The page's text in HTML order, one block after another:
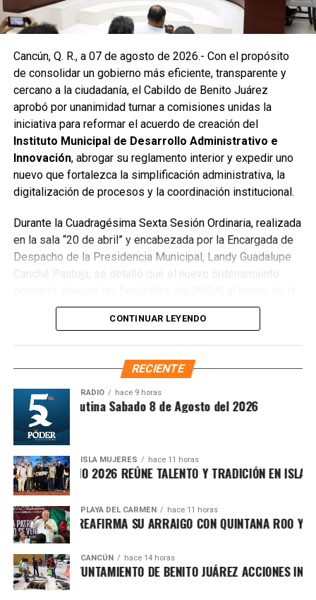
oportuna del gobierno municipal.
se reconstruyó la losa de bóveda y se instaló una nueva
rejilla en un pozo dañado por el tránsito de vehículos
pesados. De manera simultánea, se recuperó un espacio
público utilizado como basurero clandestino, del cual se
han retirado aproximadamente 150 toneladas de
escombros, cacharros y desechos vegetales. Se estima
que el saneamiento concluirá en dos días.
Finalmente, las Unidades Verdes de SIRESOL Cancún
convertirse en punto de disposición ilegal de basura. El
Ayuntamiento exhortó a la ciudadanía a reportar estas
prácticas y sumarse al esfuerzo colectivo para mantener
un Cancún limpio y con prosperidad compartida.
Fuente: 5to Poder Agencia de Noticias
Recibe las noticias al instante
Cancún, Q. R., a 07 de agosto de 2026.- Con el propósito
de consolidar un gobierno más eficiente, transparente y
cercano a la ciudadanía, el Cabildo de Benito Juárez
aprobó por unanimidad turnar a comisiones unidas la
iniciativa para reformar el acuerdo de creación del
Instituto Municipal de Desarrollo Administrativo e
Innovación, abrogar su reglamento interior y expedir uno
nuevo que fortalezca la simplificación administrativa, la
digitalización de procesos y la coordinación institucional.
Durante la Cuadragésima Sexta Sesión Ordinaria, realizada
en la sala “20 de abril” y encabezada por la Encargada de
Despacho de la Presidencia Municipal, Landy Guadalupe
Canché Pantoja, se detalló que el nuevo ordenamiento
Ley Nacional para Eliminar Trámites Burocráticos
mediante la instauración de la Autoridad Municipal de
Simplificación y Digitalización. Con ello, se busca agilizar
trámites, reducir cargas administrativas y mejorar la
CONTINUAR LEYENDO
RECIENTE
RADIO hace 9 horas
Síntesis Matutina Sabado 8 de Agosto del 2026
ISLA MUJERES hace 11 horas
ISLEÑO 2026 REÚNE TALENTO Y TRADICIÓN EN ISLA
PLAYA DEL CARMEN hace 11 horas
MARÍN REAFIRMA SU ARRAIGO CON QUINTANA ROO Y
CANCÚN hace 14 horas
AYUNTAMIENTO DE BENITO JUÁREZ ACCIONES